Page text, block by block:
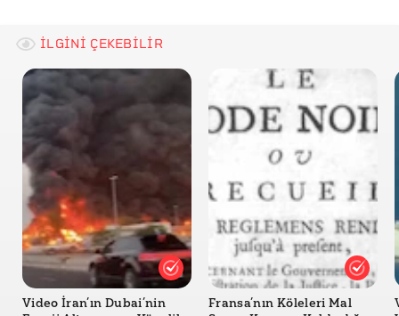
İLGİNİ ÇEKEBİLİR
Video İran’ın Dubai’nin
Fransa’nın Köleleri Mal